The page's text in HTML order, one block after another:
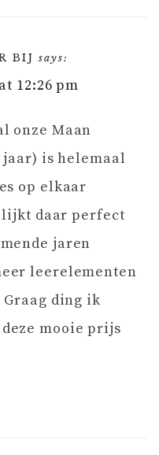
BIJ says:
12:26 pm
onze Maan
is helemaal
op elkaar
daar perfect
jaren
leerelementen
ding ik
mooie prijs